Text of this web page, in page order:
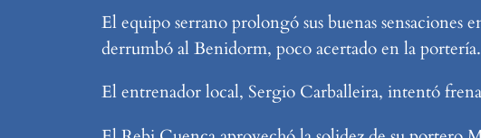
El equipo serrano prolongó sus buenas
derrumbó al Benidorm, poco acertado en la portería.
El entrenador local, Sergio Carballeira, intentó